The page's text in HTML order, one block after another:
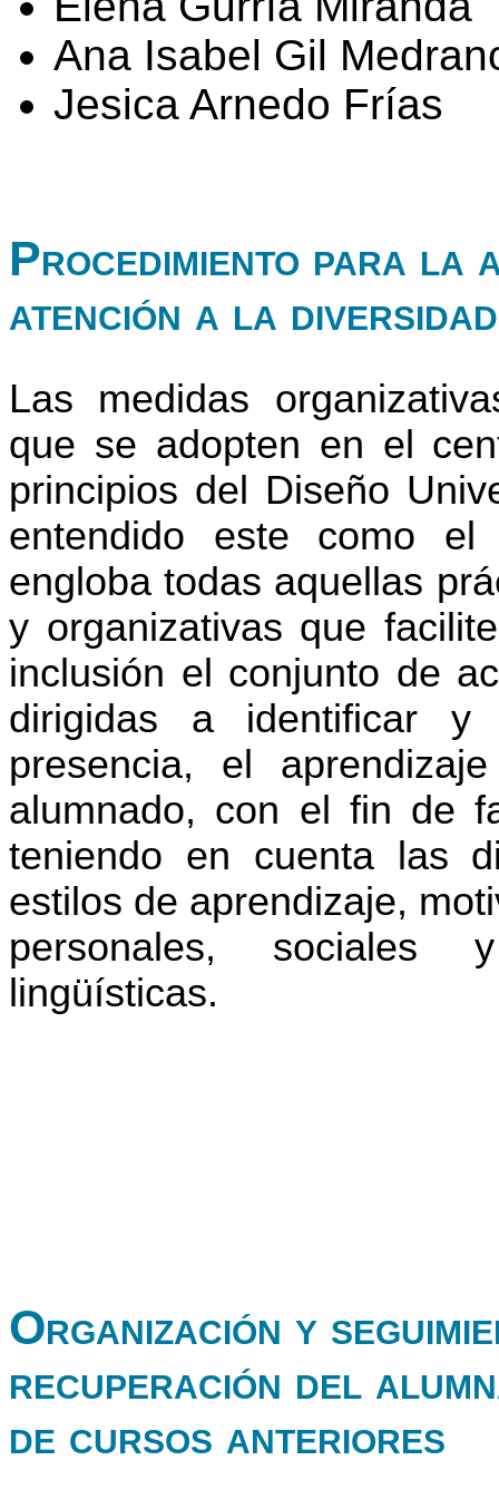
Ana Isabel Gil
Jesica Arnedo Frías
Procedimiento para la
atención a la diversidad
Las medidas
que se adopten en el
principios del Diseño
entendido este como el
engloba todas aquellas
y organizativas que
inclusión el conjunto de
dirigidas a identificar
presencia, el
alumnado, con el fin de
teniendo en cuenta las
estilos de aprendizaje,
personales, sociales
lingüísticas.
Organización y
recuperación del
de cursos anteriores